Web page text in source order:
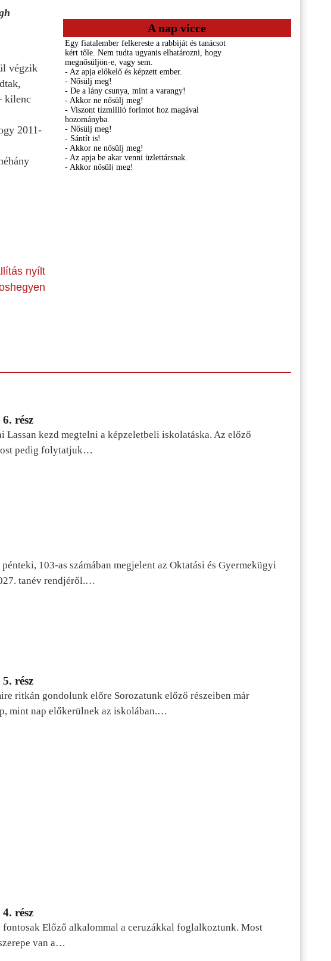
végzik
kilenc
2011-
nyílt
A nap vicce
rész
kezd megtelni a képzeletbeli iskolatáska. Az előző
pedig folytatjuk…
103-as számában megjelent az Oktatási és Gyermekügyi
tanév rendjéről.…
rész
ritkán gondolunk előre Sorozatunk előző részeiben már
mint nap előkerülnek az iskolában.…
rész
Előző alkalommal a ceruzákkal foglalkoztunk. Most
van a…